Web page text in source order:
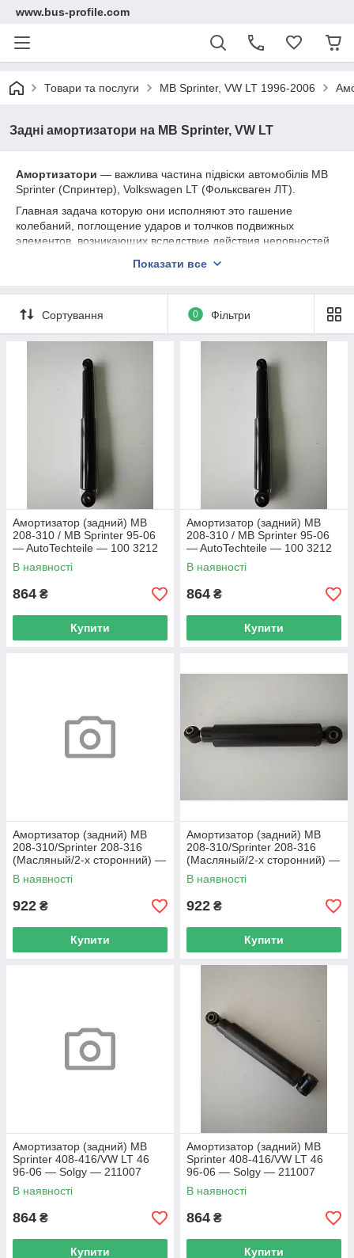
www.bus-profile.com
Товари та послуги MB Sprinter, VW LT 1996-2006
Задні амортизатори на MB Sprinter, VW LT
Амортизатори — важлива частина підвіски автомобілів MB
Sprinter (Спринтер), Volkswagen LT (Фольксваген ЛТ).
Главная задача которую они исполняют это гашение
колебаний, поглощение ударов и толчков подвижных
элементов, возникающих вследствие действия неровностей
подушки, пыльники и отбойники. Также амортизаторы берут
дорогой. Это значит что от качества амортизаторов зависит
безопасность водителя и пассажиров.
амортизатори, стійки, подушки, пильники на
MB Sprinter
Kayaba (Іспанія), Sachs, Bilstein (Німеччина), Mecedes
original, Autotechteile, Kamoka (Польща), Daco.
Показати все
Сортування 0 Фільтри
Амортизатор (задний) MB
208-310 / MB Sprinter 95-06
— AutoTechteile — 100 3212
В наявності
864 ₴
Купити
Амортизатор (задний) MB
208-310 / MB Sprinter 95-06
— AutoTechteile — 100 3212
В наявності
864 ₴
Купити
Амортизатор (задний) MB
208-310/Sprinter 208-316
(Масляный/2-х сторонний) —
Solgy — 211002
В наявності
922 ₴
Купити
Амортизатор (задний) MB
208-310/Sprinter 208-316
(Масляный/2-х сторонний) —
Solgy — 211002
В наявності
922 ₴
Купити
Амортизатор (задний) MB
Sprinter 408-416/VW LT 46
96-06 — Solgy — 211007
В наявності
864 ₴
Купити
Амортизатор (задний) MB
Sprinter 408-416/VW LT 46
96-06 — Solgy — 211007
В наявності
864 ₴
Купити